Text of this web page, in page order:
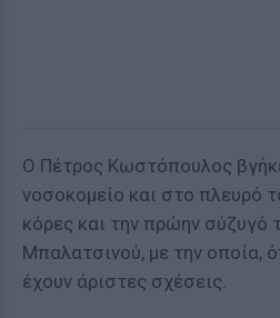
Ο Πέτρος Κωστόπουλος
νοσοκομείο και στο πλευρό
κόρες και την πρώην σύζυγό
Μπαλατσινού, με την οποία,
έχουν άριστες σχέσεις.